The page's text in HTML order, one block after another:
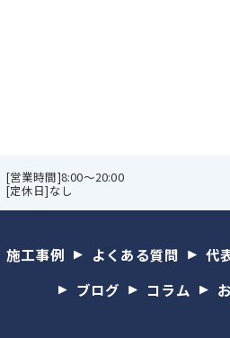
[営業時間]8:00～20:00
[定休日]なし
施工事例 よくある質問 代
ブログ
コラム